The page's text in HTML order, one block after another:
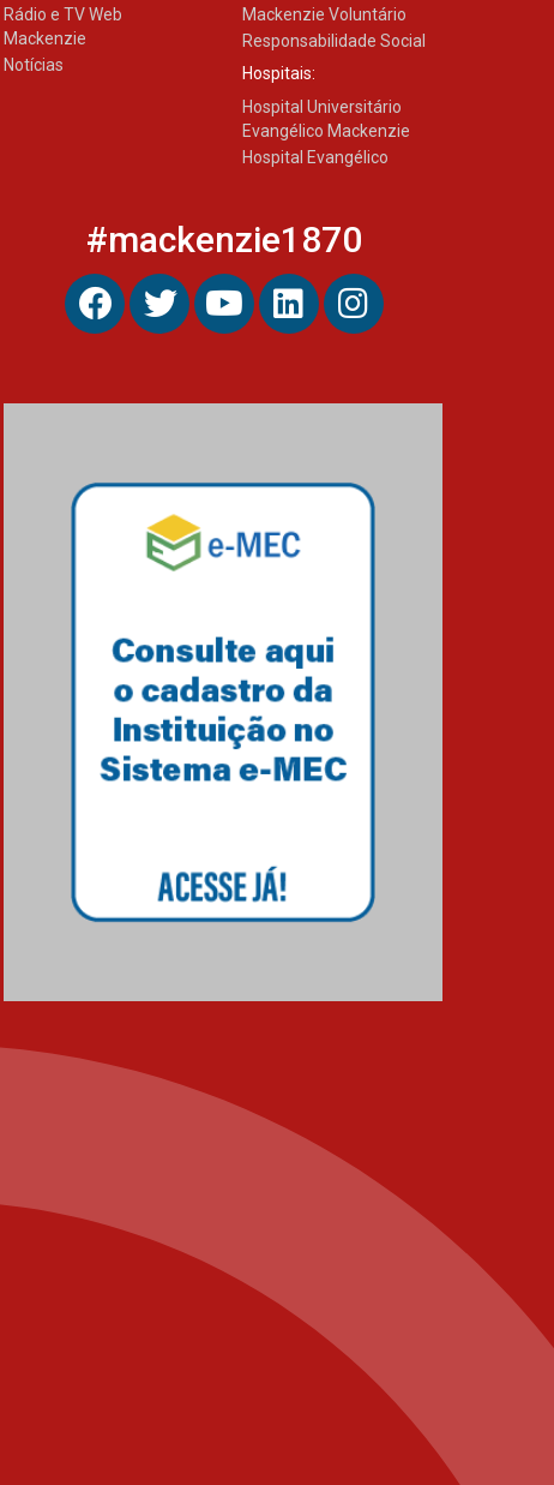
03.07.2026
Pós-Asco: evento do HUEM
debate novidades sobre
estudos e tratamentos
contra o câncer
prorroga inscrições até 14
de agosto
15.06.2026
Rádio e TV Web
Mackenzie
Notícias
Mackenzie Voluntário
Responsabilidade Social
Hospitais:
Hospital Universitário
Evangélico Mackenzie
Hospital Evangélico
#mackenzie1870